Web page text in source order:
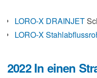
LORO-X DRAINJET
LORO-X
2022 In einen